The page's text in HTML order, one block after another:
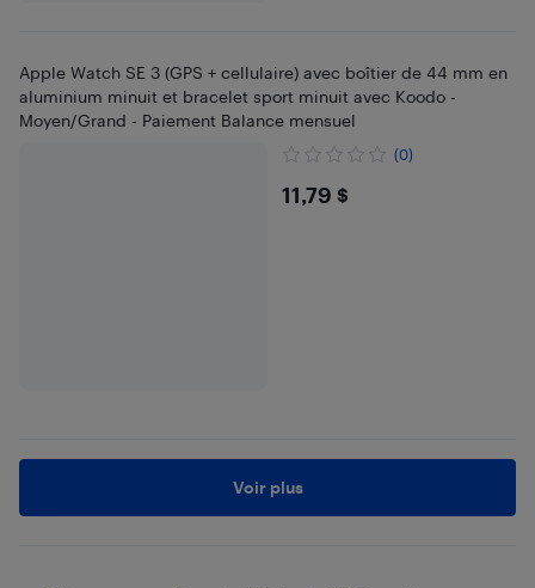
Apple Watch SE 3 (GPS + cellulaire) avec boîtier de 44 mm en
aluminium minuit et bracelet sport minuit avec Koodo -
Moyen/Grand - Paiement Balance mensuel
(0)
$11.79
11,79 $
Voir plus